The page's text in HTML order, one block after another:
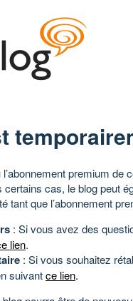
premium de
cas, le blog peut
tant que l’abonnement
: Si vous avez des
lien.
: Si vous souhaitez
suivantce lien.